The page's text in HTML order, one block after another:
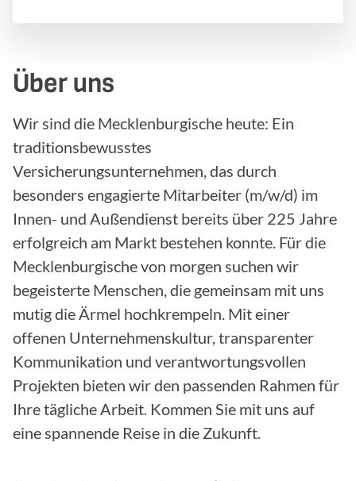
Über uns
Wir sind die Mecklenburgische heute: Ein
traditionsbewusstes
Versicherungsunternehmen, das durch
besonders engagierte Mitarbeiter (m/w/d) im
Innen- und Außendienst bereits über 225 Jahre
erfolgreich am Markt bestehen konnte. Für die
Mecklenburgische von morgen suchen wir
begeisterte Menschen, die gemeinsam mit uns
mutig die Ärmel hochkrempeln. Mit einer
offenen Unternehmenskultur, transparenter
Kommunikation und verantwortungsvollen
Projekten bieten wir den passenden Rahmen für
Ihre tägliche Arbeit. Kommen Sie mit uns auf
eine spannende Reise in die Zukunft.